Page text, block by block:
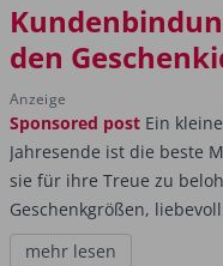
den
Anzeige
Sponsored post Ein
Jahresende ist die beste
sie für ihre Treue zu
Geschenkgrößen,
mehr lesen